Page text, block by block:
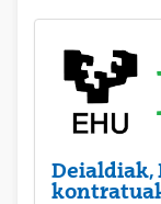
Deialdiak,